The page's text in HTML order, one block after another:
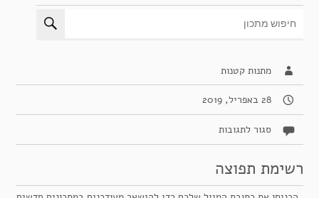
מתנות קטנות
28 באפריל, 2019
סגור לתגובותעל
לחמניות
מטריפותרשימת תפוצה